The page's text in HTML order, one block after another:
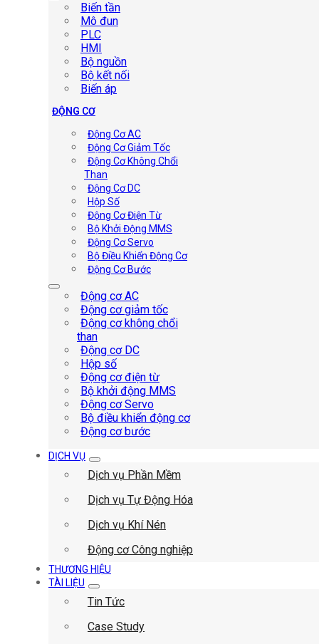
Biến tần
Mô đun
PLC
HMI
Bộ nguồn
Bộ kết nối
Biến áp
ĐỘNG CƠ
Động Cơ AC
Động Cơ Giảm Tốc
Động Cơ Không Chổi
Than
Động Cơ DC
Hộp Số
Động Cơ Điện Từ
Bộ Khởi Động MMS
Động Cơ Servo
Bộ Điều Khiển Động Cơ
Động Cơ Bước
Động cơ AC
Động cơ giảm tốc
Động cơ không chổi
than
Động cơ DC
Hộp số
Động cơ điện từ
Bộ khởi động MMS
Động cơ Servo
Bộ điều khiển động cơ
Động cơ bước
DỊCH VỤ
Dịch vụ Phần Mềm
Dịch vụ Tự Động Hóa
Dịch vụ Khí Nén
Động cơ Công nghiệp
THƯƠNG HIỆU
TÀI LIỆU
Tin Tức
Case Study